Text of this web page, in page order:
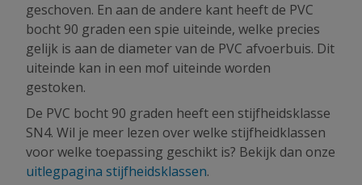
geschoven. En aan de andere kant heeft de PVC
bocht 90 graden een spie uiteinde, welke precies
gelijk is aan de diameter van de PVC afvoerbuis. Dit
uiteinde kan in een mof uiteinde worden
gestoken.
De PVC bocht 90 graden heeft een stijfheidsklasse
SN4. Wil je meer lezen over welke stijfheidklassen
voor welke toepassing geschikt is? Bekijk dan onze
uitlegpagina stijfheidsklassen.